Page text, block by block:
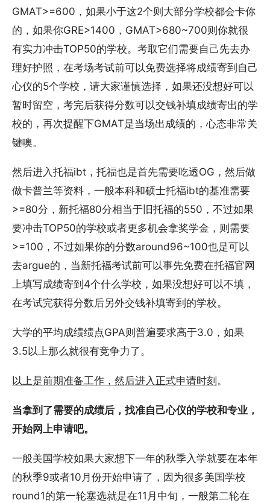
GMAT>=600，如果小于这2个则大部分学校都会卡你
的，如果你GRE>1400，GMAT>680~700则你就很
有实力冲击TOP50的学校。考取它们需要自己先去办
理好护照，在考场考试前可以免费选择将成绩寄到自己
心仪的5个学校，请大家谨慎选择，如果还没想好可以
暂时留空，考完后获得分数可以交钱补填成绩寄出的学
校的，再次提醒下GMAT是当场出成绩的，心态非常关
键噢。
然后进入托福ibt，托福也是首先需要吃透OG，然后做
做卡普兰等资料，一般本科和硕士托福ibt的基准需要
>=80分，新托福80分相当于旧托福的550，不过如果
要冲击TOP50的学校或者更多机会拿奖学金，则需要
>=100，不过如果你的分数around96~100也是可以
去argue的，当新托福考试前可以事先免费在托福官网
上填写成绩寄到4个什么学校，如果没想好可以不填，
在考试完获得分数后另外交钱补填寄到的学校。
大学的平均成绩绩点GPA则普遍要求高于3.0，如果
3.5以上那么就很有竞争力了。
以上是前期准备工作，然后进入正式申请时刻 。
当拿到了需要的成绩后，找准自己心仪的学校和专业，
开始网上申请吧。
一般美国学校如果大家想下一年的秋季入学就要在本年
的秋季9或者10月份开始申请了，因为很多美国学校
round1的第一轮塞选就是在11月中旬，一般第二轮在